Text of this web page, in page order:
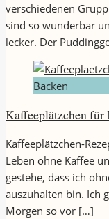
verschiedenen
sind so wunderbar
lecker. Der
Backen
Kaffeeplätzchen für
Kaffeeplätzchen-
Leben ohne Kaffee
gestehe, dass ich
auszuhalten bin. Ich
Morgen so vor […]